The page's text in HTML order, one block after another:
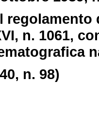
n. 1061,
n. 98)